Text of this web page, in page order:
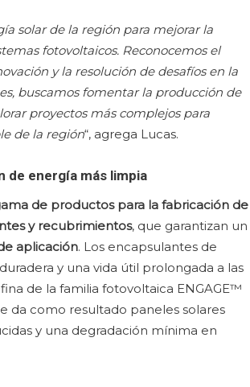
solar de la región para mejorar la
fotovoltaicos. Reconocemos el
y la resolución de desafíos en la
buscamos fomentar la producción de
proyectos más complejos para
de la región“, agrega Lucas.
de energía más limpia
de productos para la fabricación de
y recubrimientos, que garantizan un
aplicación. Los encapsulantes de
y una vida útil prolongada a las
de la familia fotovoltaica ENGAGE™
da como resultado paneles solares
y una degradación mínima en